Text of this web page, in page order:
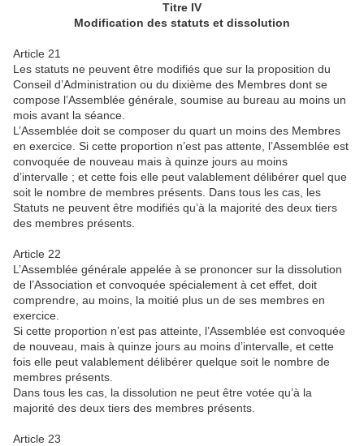
Titre IV
Modification des statuts et dissolution
Article 21
Les statuts ne peuvent être modifiés que sur la proposition du
Conseil d’Administration ou du dixième des Membres dont se
compose l’Assemblée générale, soumise au bureau au moins un
mois avant la séance.
L’Assemblée doit se composer du quart un moins des Membres
en exercice. Si cette proportion n’est pas attente, l’Assemblée est
convoquée de nouveau mais à quinze jours au moins
d’intervalle ; et cette fois elle peut valablement délibérer quel que
soit le nombre de membres présents. Dans tous les cas, les
Statuts ne peuvent être modifiés qu’à la majorité des deux tiers
des membres présents.
Article 22
L’Assemblée générale appelée à se prononcer sur la dissolution
de l’Association et convoquée spécialement à cet effet, doit
comprendre, au moins, la moitié plus un de ses membres en
exercice.
Si cette proportion n’est pas atteinte, l’Assemblée est convoquée
de nouveau, mais à quinze jours au moins d’intervalle, et cette
fois elle peut valablement délibérer quelque soit le nombre de
membres présents.
Dans tous les cas, la dissolution ne peut être votée qu’à la
majorité des deux tiers des membres présents.
Article 23